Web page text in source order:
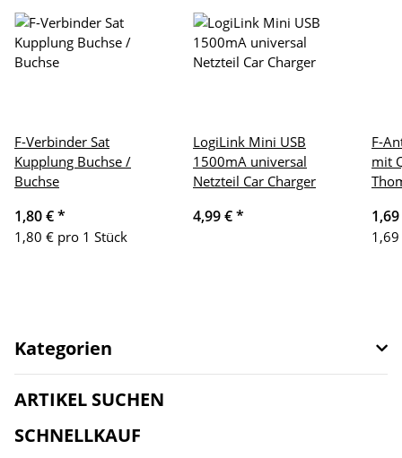
F-Verbinder Sat
Kupplung Buchse /
Buchse
1,80 €*
1,80 € pro 1 Stück
LogiLink Mini USB
1500mA universal
Netzteil Car Charger
4,99 €*
F-
mit
Kategorien
ARTIKEL SUCHEN
SCHNELLKAUF